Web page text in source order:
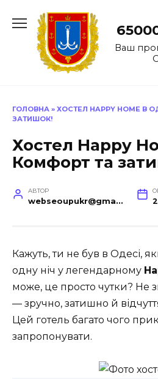
до
Ваш
ГОЛОВНА » ХОСТЕЛ HAPPY HOME В
ЗАТИШОК!
Хостел Happy
Комфорт та
АВТОР
webseoupukr@gmail.com
Кажуть, ти не був в Одесі,
одну ніч у легендарному
може, це просто чутки? Не
— зручно, затишно й
Цей готель багато чого
запропонувати.